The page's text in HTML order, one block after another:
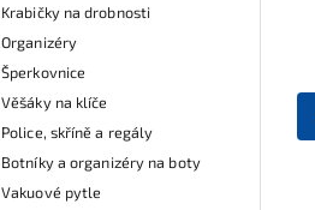
Krabičky na drobnosti
Organizéry
Šperkovnice
Věšáky na klíče
Police, skříně a regály
Botníky a organizéry na boty
Vakuové pytle